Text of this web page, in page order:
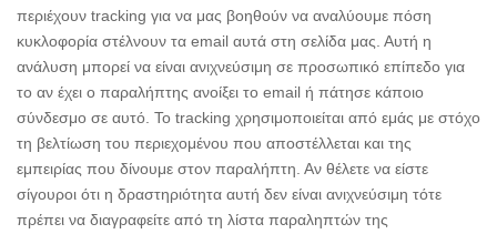
περιέχουν tracking για να μας βοηθούν να αναλύουμε πόση
κυκλοφορία στέλνουν τα email αυτά στη σελίδα μας. Αυτή η
ανάλυση μπορεί να είναι ανιχνεύσιμη σε προσωπικό επίπεδο για
το αν έχει ο παραλήπτης ανοίξει το email ή πάτησε κάποιο
σύνδεσμο σε αυτό. Το tracking χρησιμοποιείται από εμάς με στόχο
τη βελτίωση του περιεχομένου που αποστέλλεται και της
εμπειρίας που δίνουμε στον παραλήπτη. Αν θέλετε να είστε
σίγουροι ότι η δραστηριότητα αυτή δεν είναι ανιχνεύσιμη τότε
πρέπει να διαγραφείτε από τη λίστα παραληπτών της